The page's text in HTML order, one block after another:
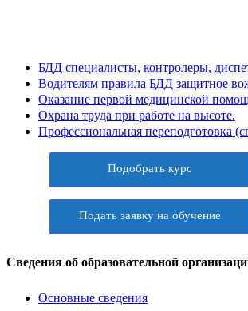
БДД специалисты, контролеры,
Водителям правила БДД защитное
Оказание первой медицинской
Охрана труда при работе на высоте.
Профессиональная переподготовка
Подобрать курс
Подать заявку на обучение
Сведения об образовательной
Основные сведения